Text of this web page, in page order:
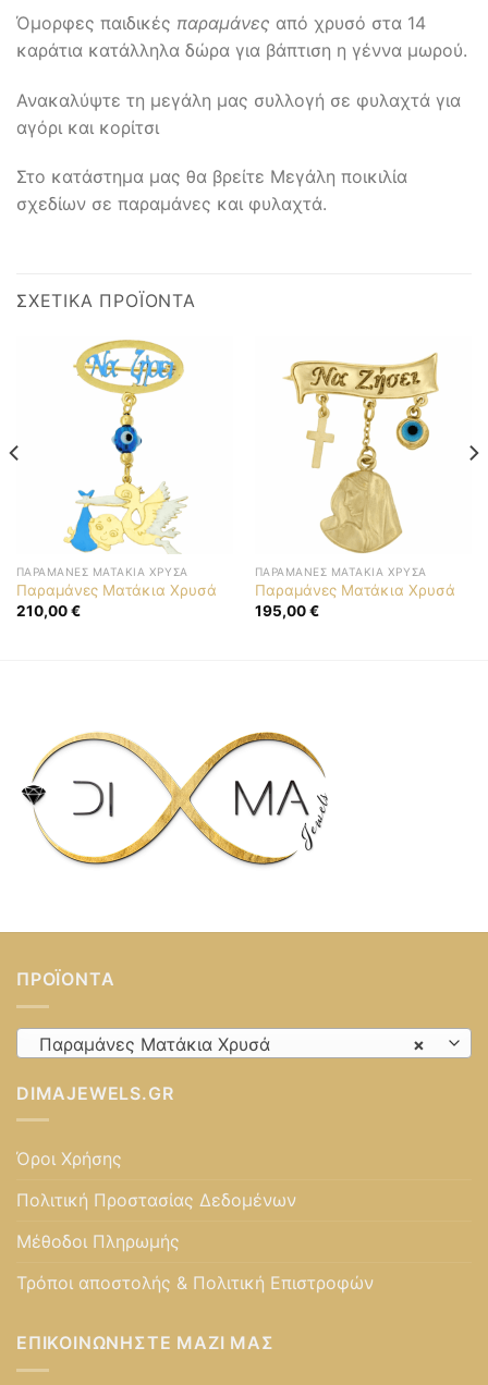
Όμορφες παιδικές παραμάνες από χρυσό στα 14
καράτια κατάλληλα δώρα για βάπτιση η γέννα μωρού.
Ανακαλύψτε τη μεγάλη μας συλλογή σε φυλαχτά για
αγόρι και κορίτσι
Στο κατάστημα μας θα βρείτε Μεγάλη ποικιλία
σχεδίων σε παραμάνες και φυλαχτά.
ΣΧΕΤΙΚΆ ΠΡΟΪΌΝΤΑ
ΠΑΡΑΜΆΝΕΣ ΜΑΤΆΚΙΑ ΧΡΥΣΆ
Παραμάνες Ματάκια Χρυσά
210,00€
ΠΑΡΑΜΆΝΕΣ ΜΑΤΆΚΙΑ ΧΡΥΣΆ
Παραμάνες Ματάκια Χρυσά
195,00€
ΠΡΟΪΌΝΤΑ
×
Παραμάνες Ματάκια Χρυσά
DIMAJEWELS.GR
Όροι Χρήσης
Πολιτική Προστασίας Δεδομένων
Μέθοδοι Πληρωμής
Τρόποι αποστολής & Πολιτική Επιστροφών
ΕΠΙΚΟΙΝΩΝΉΣΤΕ ΜΑΖΊ ΜΑΣ